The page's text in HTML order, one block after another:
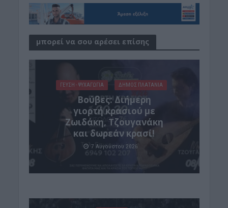
μπορεί να σου αρέσει επίσης
ΓΕΎΣΗ - ΨΥΧΑΓΩΓΊΑ ΔΉΜΟΣ ΠΛΑΤΑΝΙΆ
Βούβες: Διήμερη
γιορτή κρασιού με
Ζωιδάκη, Τζουγανάκη
και δωρεάν κρασί!
7 Αυγούστου 2026